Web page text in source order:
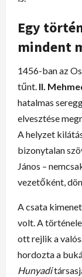
Egy
mindent
1456-ban az
tűnt. II.
hatalmas
elvesztése
A helyzet
bizonytalan
János –
vezetőként,
A csata
volt. A
ott rejlik a
hordozta a
Hunyadi